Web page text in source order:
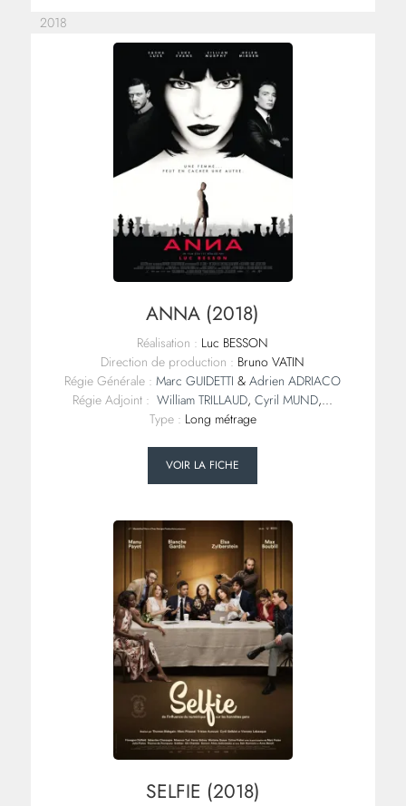
2018
ANNA (2018)
Réalisation : Luc BESSON
Direction de production : Bruno VATIN
Régie Générale : Marc GUIDETTI &Adrien ADRIACO
Régie Adjoint : William TRILLAUD,Cyril MUND,...
Type : Long métrage
VOIR LA FICHE
SELFIE (2018)